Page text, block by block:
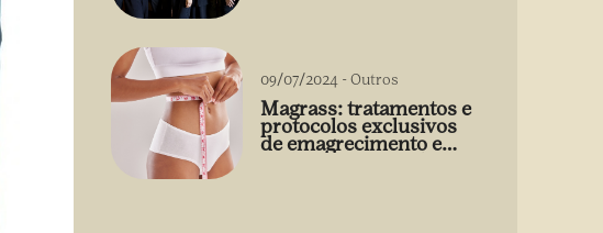
09/07/2024 -Outros
Magrass: tratamentos e
protocolos exclusivos
de emagrecimento e
estética sem uso de